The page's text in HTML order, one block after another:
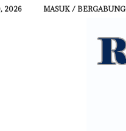
2026 MASUK / BERGABUNG